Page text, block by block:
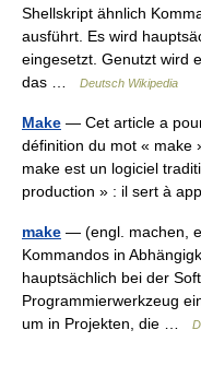
Shellskript ähnlich
ausführt. Es wird
eingesetzt. Genutzt wird
das …
Deutsch Wikipedia
Make — Cet article a
définition du mot « make
make est un logiciel
production » : il sert à
make — (engl. machen,
Kommandos in
hauptsächlich bei der
Programmierwerkzeug
um in Projekten, die …